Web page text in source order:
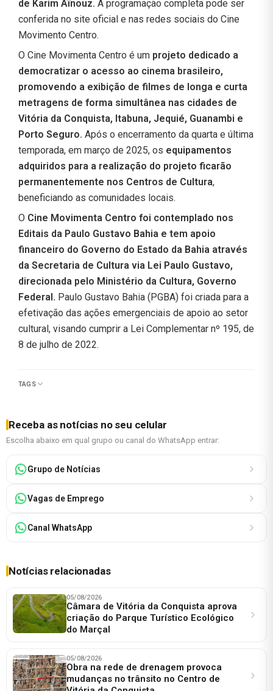
de Karim Aïnouz. A programação completa pode ser
conferida no site oficial e nas redes sociais do Cine
Movimento Centro.
O Cine Movimenta Centro é um projeto dedicado a
democratizar o acesso ao cinema brasileiro,
promovendo a exibição de filmes de longa e curta
metragens de forma simultânea nas cidades de
Vitória da Conquista, Itabuna, Jequié, Guanambi e
Porto Seguro. Após o encerramento da quarta e última
temporada, em março de 2025, os equipamentos
adquiridos para a realização do projeto ficarão
permanentemente nos Centros de Cultura,
beneficiando as comunidades locais.
O Cine Movimenta Centro foi contemplado nos
Editais da Paulo Gustavo Bahia e tem apoio
financeiro do Governo do Estado da Bahia através
da Secretaria de Cultura via Lei Paulo Gustavo,
direcionada pelo Ministério da Cultura, Governo
Federal. Paulo Gustavo Bahia (PGBA) foi criada para a
efetivação das ações emergenciais de apoio ao setor
cultural, visando cumprir a Lei Complementar nº 195, de
8 de julho de 2022.
TAGS
Receba as notícias no seu celular
Escolha abaixo em qual grupo ou canal do WhatsApp entrar:
Grupo de Notícias
Vagas de Emprego
Canal WhatsApp
Notícias relacionadas
05/08/2026
Câmara de Vitória da Conquista aprova
criação do Parque Turístico Ecológico
do Marçal
05/08/2026
Obra na rede de drenagem provoca
mudanças no trânsito no Centro de